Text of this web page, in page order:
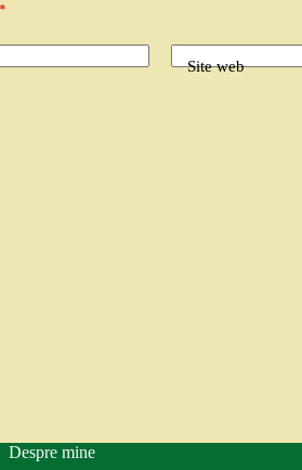
*
Site web
Despre mine